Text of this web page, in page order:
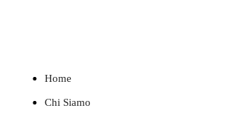
Home
Chi Siamo